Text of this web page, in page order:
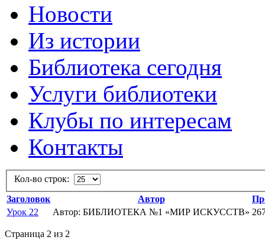
Новости
Из истории
Библиотека сегодня
Услуги библиотеки
Клубы по интересам
Контакты
Кол-во строк:
Заголовок
Автор
Урок 22
Автор: БИБЛИОТЕКА №1 «МИР ИСКУССТВ»
Страница 2 из 2